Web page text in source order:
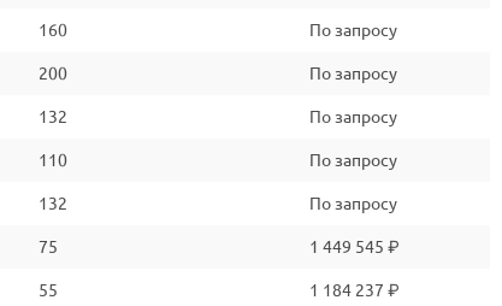
160 По запросу
200 По запросу
132 По запросу
110 По запросу
132 По запросу
75 1 449 545 ₽
55 1 184 237 ₽